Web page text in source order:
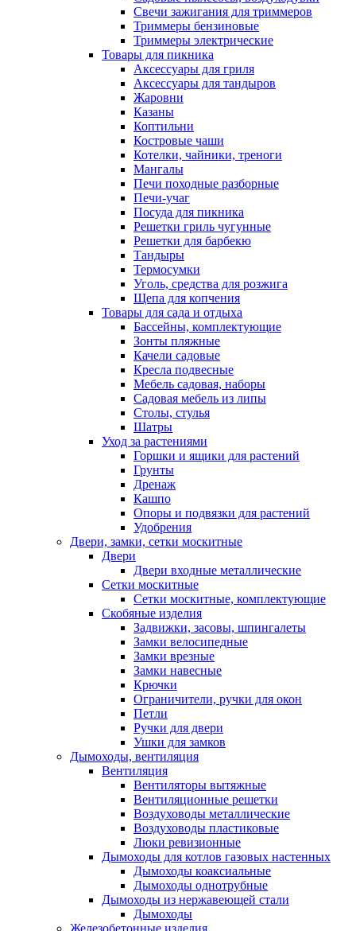
Свечи зажигания для триммеров
Триммеры бензиновые
Триммеры электрические
Товары для пикника
Аксессуары для гриля
Аксессуары для тандыров
Жаровни
Казаны
Коптильни
Костровые чаши
Котелки, чайники, треноги
Мангалы
Печи походные разборные
Печи-учаг
Посуда для пикника
Решетки гриль чугунные
Решетки для барбекю
Тандыры
Термосумки
Уголь, средства для розжига
Щепа для копчения
Товары для сада и отдыха
Бассейны, комплектующие
Зонты пляжные
Качели садовые
Кресла подвесные
Мебель садовая, наборы
Садовая мебель из липы
Столы, стулья
Шатры
Уход за растениями
Горшки и ящики для растений
Грунты
Дренаж
Кашпо
Опоры и подвязки для растений
Удобрения
Двери, замки, сетки москитные
Двери
Двери входные металлические
Сетки москитные
Сетки москитные, комплектующие
Скобяные изделия
Задвижки, засовы, шпингалеты
Замки велосипедные
Замки врезные
Замки навесные
Крючки
Ограничители, ручки для окон
Петли
Ручки для двери
Ушки для замков
Дымоходы, вентиляция
Вентиляция
Вентиляторы вытяжные
Вентиляционные решетки
Воздуховоды металлические
Воздуховоды пластиковые
Люки ревизионные
Дымоходы для котлов газовых настенных
Дымоходы коаксиальные
Дымоходы однотрубные
Дымоходы из нержавеющей стали
Дымоходы
Железобетонные изделия